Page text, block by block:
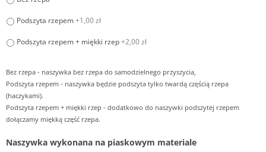
Podszyta rzepem+1,00 zł
Podszyta rzepem + miękki rzep+2,00 zł
Bez rzepa - naszywka bez rzepa do samodzielnego przyszycia,
Podszyta rzepem - naszywka będzie podszyta tylko twardą częścią rzepa
(haczykami).
Podszyta rzepem + miękki rzep - dodatkowo do naszywki podszytej rzepem
dołączamy miękką część rzepa.
Naszywka wykonana na piaskowym materiale